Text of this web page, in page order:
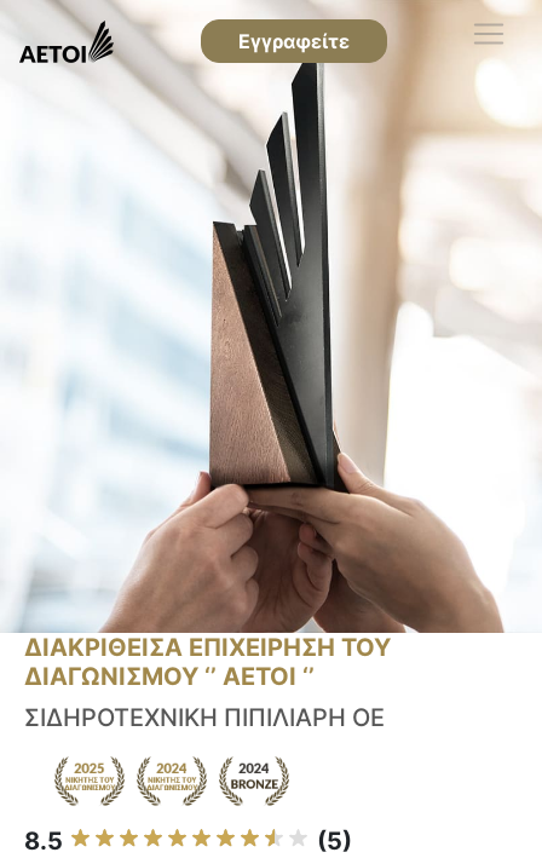
Εγγραφείτε
ΔΙΑΚΡΙΘΕΙΣΑ ΕΠΙΧΕΙΡΗΣΗ ΤΟΥ
ΔΙΑΓΩΝΙΣΜΟΥ ‘’ ΑΕΤΟΙ ‘’
ΣΙΔΗΡΟΤΕΧΝΙΚΗ ΠΙΠΙΛΙΑΡΗ ΟΕ
8.5 (5)